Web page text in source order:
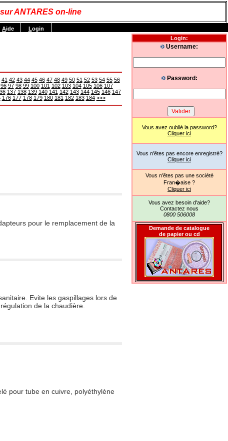
ANTARES on-line
41 42 43 44 45 46 47 48 49 50 51 52 53 54 55 56
96 97 98 99 100 101 102 103 104 105 106 107
137 138 139 140 141 142 143 144 145 146 147
176 177 178 179 180 181 182 183 184 >>>
pour le remplacement de la
Evite les gaspillages lors de
de la chaudière.
pour tube en cuivre, polyéthylène
Login:
Username:
Password:
Vous avez oublié la password?
Cliquer ici
Vous n'êtes pas encore enregistré?
Cliquer ici
Vous n'êtes pas une société
Fran�aise ?
Cliquer ici
Vous avez besoin d'aide?
Contactez nous
0800 506008
Demande de catalogue
de papier ou cd
Aide Login